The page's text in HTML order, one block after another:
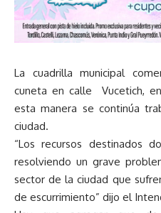
La cuadrilla municipal
cuneta en calle Vucetich,
esta manera se continúa
ciudad.
“Los recursos destinados
resolviendo un grave
sector de la ciudad que
de escurrimiento” dijo el